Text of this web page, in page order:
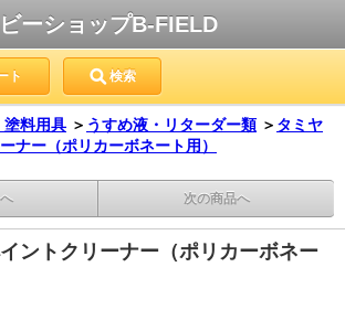
ーショップB-FIELD
ト 検索
塗料用具 ＞ うすめ液・リターダー類 ＞ タミヤ
ナー（ポリカーボネート用）
次の商品へ
ントクリーナー（ポリカーボネー